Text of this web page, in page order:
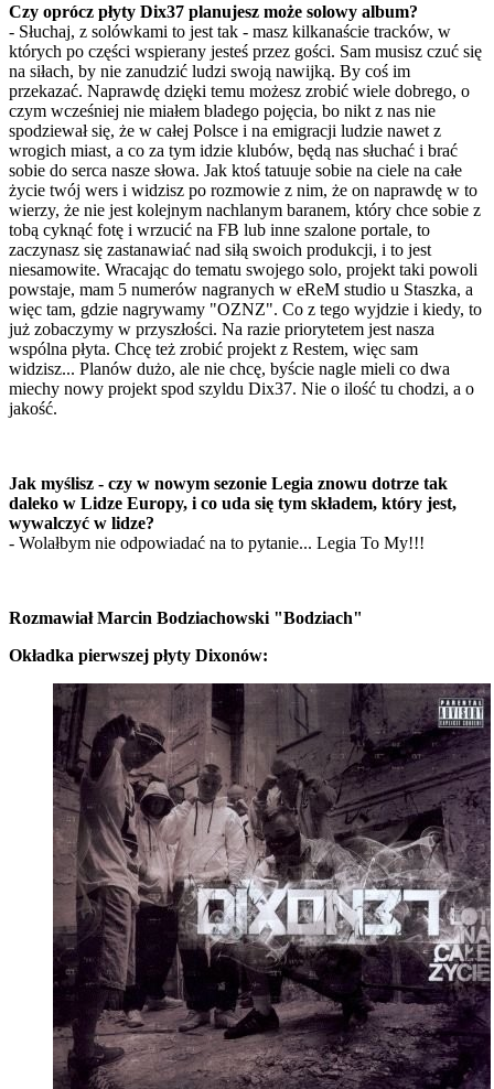
Czy oprócz płyty Dix37 planujesz może solowy album?
- Słuchaj, z solówkami to jest tak - masz kilkanaście tracków, w
których po części wspierany jesteś przez gości. Sam musisz czuć się
na siłach, by nie zanudzić ludzi swoją nawijką. By coś im
przekazać. Naprawdę dzięki temu możesz zrobić wiele dobrego, o
czym wcześniej nie miałem bladego pojęcia, bo nikt z nas nie
spodziewał się, że w całej Polsce i na emigracji ludzie nawet z
wrogich miast, a co za tym idzie klubów, będą nas słuchać i brać
sobie do serca nasze słowa. Jak ktoś tatuuje sobie na ciele na całe
życie twój wers i widzisz po rozmowie z nim, że on naprawdę w to
wierzy, że nie jest kolejnym nachlanym baranem, który chce sobie z
tobą cyknąć fotę i wrzucić na FB lub inne szalone portale, to
zaczynasz się zastanawiać nad siłą swoich produkcji, i to jest
niesamowite. Wracając do tematu swojego solo, projekt taki powoli
powstaje, mam 5 numerów nagranych w eReM studio u Staszka, a
więc tam, gdzie nagrywamy "OZNZ". Co z tego wyjdzie i kiedy, to
już zobaczymy w przyszłości. Na razie priorytetem jest nasza
wspólna płyta. Chcę też zrobić projekt z Restem, więc sam
widzisz... Planów dużo, ale nie chcę, byście nagle mieli co dwa
miechy nowy projekt spod szyldu Dix37. Nie o ilość tu chodzi, a o
jakość.
Jak myślisz - czy w nowym sezonie Legia znowu dotrze tak
daleko w Lidze Europy, i co uda się tym składem, który jest,
wywalczyć w lidze?
- Wolałbym nie odpowiadać na to pytanie... Legia To My!!!
Rozmawiał Marcin Bodziachowski "Bodziach"
Okładka pierwszej płyty Dixonów: